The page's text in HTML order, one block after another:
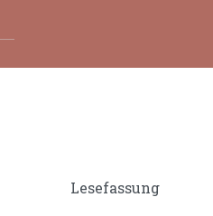
Lesefassung